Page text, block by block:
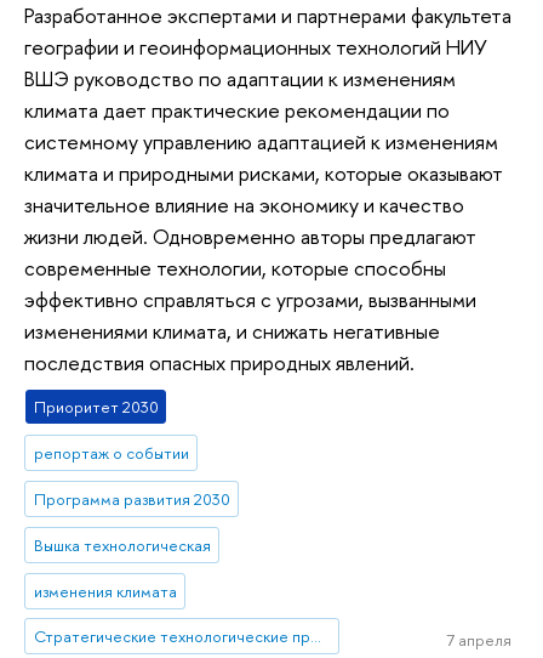
Разработанное экспертами и партнерами факультета
географии и геоинформационных технологий НИУ
ВШЭ руководство по адаптации к изменениям
климата дает практические рекомендации по
системному управлению адаптацией к изменениям
климата и природными рисками, которые оказывают
значительное влияние на экономику и качество
жизни людей. Одновременно авторы предлагают
современные технологии, которые способны
эффективно справляться с угрозами, вызванными
изменениями климата, и снижать негативные
последствия опасных природных явлений.
Приоритет 2030
репортаж о событии
Программа развития 2030
Вышка технологическая
изменения климата
Стратегические технологические проекты 7 апреля